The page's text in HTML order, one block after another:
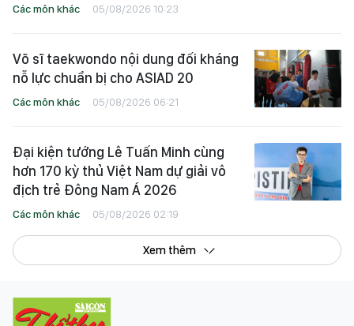
Các môn khác 05/08/2026 10:23
Võ sĩ taekwondo nội dung đối kháng
nỗ lực chuẩn bị cho ASIAD 20
Các môn khác 05/08/2026 06:21
Đại kiện tướng Lê Tuấn Minh cùng
hơn 170 kỳ thủ Việt Nam dự giải vô
địch trẻ Đông Nam Á 2026
Các môn khác 05/08/2026 02:19
Xem thêm